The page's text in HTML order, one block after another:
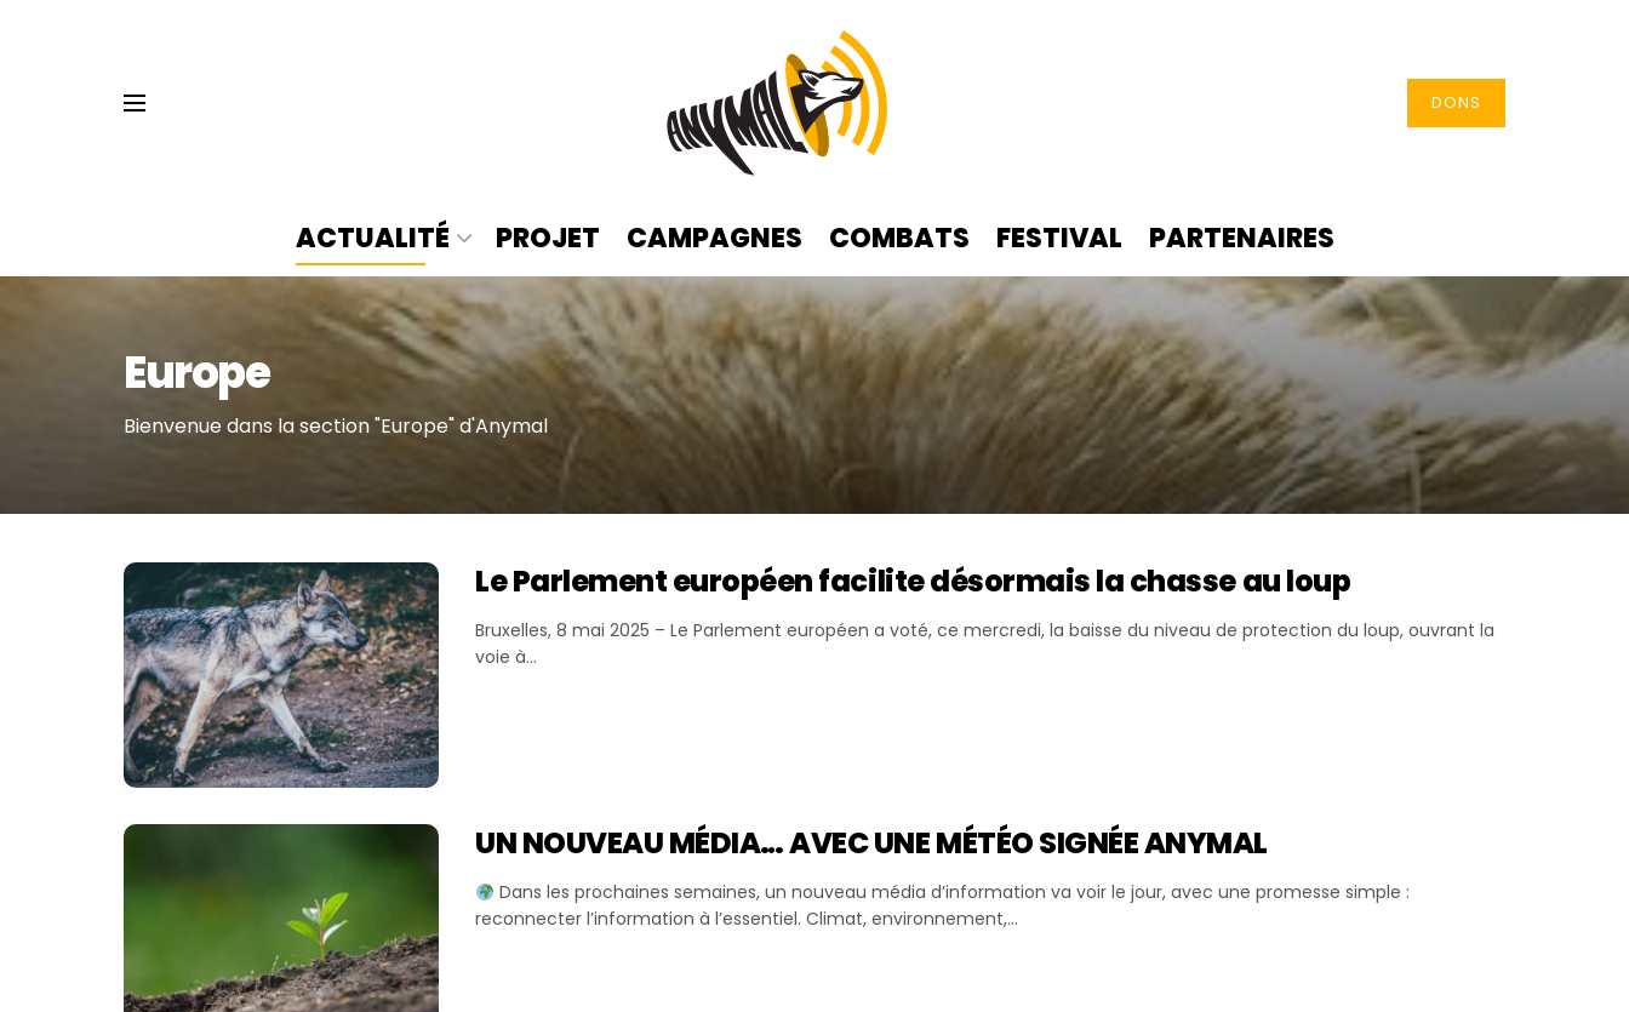
DONS
ACTUALITÉ PROJET CAMPAGNES COMBATS FESTIVAL PARTENAIRES
Europe
Bienvenue dans la section "Europe" d'Anymal
Le Parlement européen facilite désormais la chasse au loup
Bruxelles, 8 mai 2025 – Le Parlement européen a voté, ce mercredi, la baisse du niveau de protection du loup, ouvrant la
voie à...
UN NOUVEAU MÉDIA… AVEC UNE MÉTÉO SIGNÉE ANYMAL
Dans les prochaines semaines, un nouveau média d’information va voir le jour, avec une promesse simple :
reconnecter l’information à l’essentiel. Climat, environnement,...